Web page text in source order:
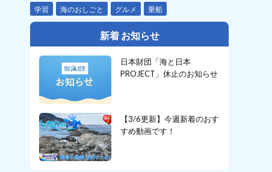
学習
海のおしごと グルメ 乗船
新着 お知らせ
日本財団「海と日本
PROJECT」休止のお知らせ
【3/6更新】今週新着のおす
すめ動画です！